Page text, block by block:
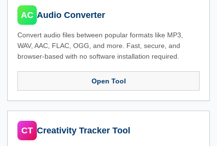
AC Audio Converter
Convert audio files between popular formats like MP3,
WAV, AAC, FLAC, OGG, and more. Fast, secure, and
browser-based with no software installation required.
Open Tool
CT Creativity Tracker Tool